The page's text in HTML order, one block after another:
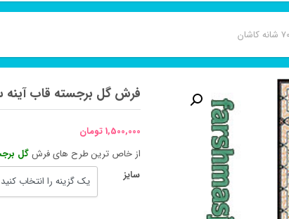
فرش گل برجسته قاب آینه سرمه ای ۷۰۰
1,500,000 تومان
از خاص ترین طرح های فرشگل
سایز